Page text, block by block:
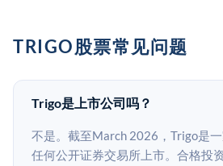
TRIGO股票常见问题
Trigo是上市公司吗？
不是。截至March 2026，Trigo是
任何公开证券交易所上市。合格投